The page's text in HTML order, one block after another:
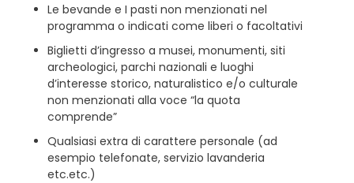
Le bevande e I pasti non menzionati nel
programma o indicati come liberi o facoltativi
Biglietti d’ingresso a musei, monumenti, siti
archeologici, parchi nazionali e luoghi
d’interesse storico, naturalistico e/o culturale
non menzionati alla voce “la quota
comprende”
Qualsiasi extra di carattere personale (ad
esempio telefonate, servizio lavanderia
etc.etc.)